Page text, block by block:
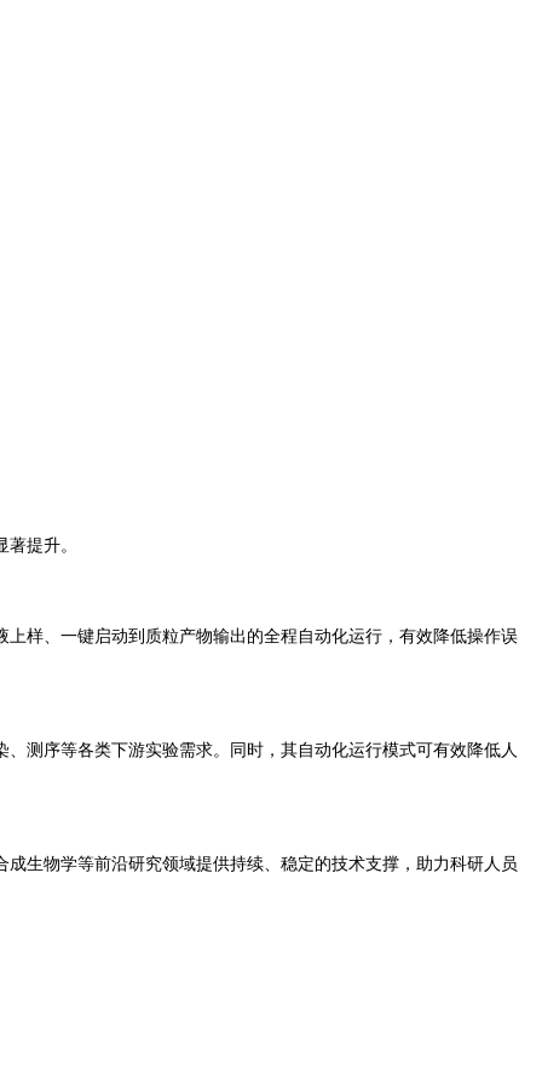
提升。
样、一键启动到质粒产物输出的全程自动化运行，有效降低操作误
测序等各类下游实验需求。同时，其自动化运行模式可有效降低人
生物学等前沿研究领域提供持续、稳定的技术支撑，助力科研人员